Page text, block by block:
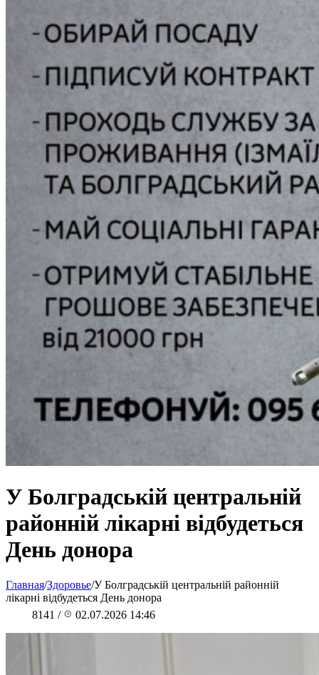
У Болградській центральній
районній лікарні відбудеться
День донора
Главная/Здоровье/У Болградській центральній районній
лікарні відбудеться День донора
8141 / 02.07.2026 14:46